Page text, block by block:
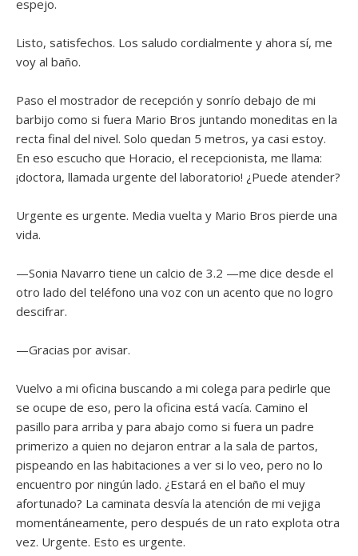
espejo.
Listo, satisfechos. Los saludo cordialmente y ahora sí, me
voy al baño.
Paso el mostrador de recepción y sonrío debajo de mi
barbijo como si fuera Mario Bros juntando moneditas en la
recta final del nivel. Solo quedan 5 metros, ya casi estoy.
En eso escucho que Horacio, el recepcionista, me llama:
¡doctora, llamada urgente del laboratorio! ¿Puede atender?
Urgente es urgente. Media vuelta y Mario Bros pierde una
vida.
—Sonia Navarro tiene un calcio de 3.2 —me dice desde el
otro lado del teléfono una voz con un acento que no logro
descifrar.
—Gracias por avisar.
Vuelvo a mi oficina buscando a mi colega para pedirle que
se ocupe de eso, pero la oficina está vacía. Camino el
pasillo para arriba y para abajo como si fuera un padre
primerizo a quien no dejaron entrar a la sala de partos,
pispeando en las habitaciones a ver si lo veo, pero no lo
encuentro por ningún lado. ¿Estará en el baño el muy
afortunado? La caminata desvía la atención de mi vejiga
momentáneamente, pero después de un rato explota otra
vez. Urgente. Esto es urgente.